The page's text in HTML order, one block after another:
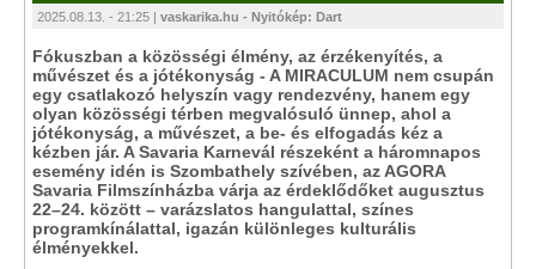
2025.08.13. - 21:25 | vaskarika.hu - Nyitókép: Dart
Fókuszban a közösségi élmény, az érzékenyítés, a
művészet és a jótékonyság - A MIRACULUM nem csupán
egy csatlakozó helyszín vagy rendezvény, hanem egy
olyan közösségi térben megvalósuló ünnep, ahol a
jótékonyság, a művészet, a be- és elfogadás kéz a
kézben jár. A Savaria Karnevál részeként a háromnapos
esemény idén is Szombathely szívében, az AGORA
Savaria Filmszínházba várja az érdeklődőket augusztus
22–24. között – varázslatos hangulattal, színes
programkínálattal, igazán különleges kulturális
élményekkel.